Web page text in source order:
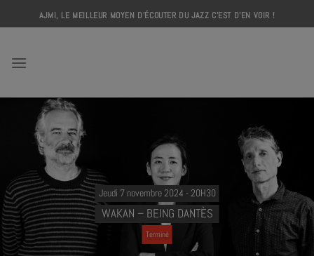
to
AJMI, LE MEILLEUR MOYEN D'ÉCOUTER DU JAZZ C'EST D'EN VOIR !
Jeudi 7 novembre 2024 - 20H30
WAKAN – BEING DANTÈS
Terminé